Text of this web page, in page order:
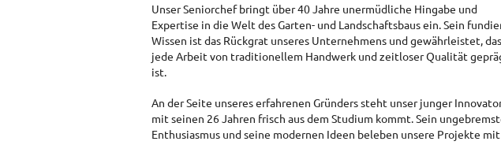
Unser Seniorchef bringt über 40 Jahre unermüdliche Hingabe und
Expertise in die Welt des Garten- und Landschaftsbaus ein. Sein
Wissen ist das Rückgrat unseres Unternehmens und gewährleistet,
jede Arbeit von traditionellem Handwerk und zeitloser Qualität
ist.
An der Seite unseres erfahrenen Gründers steht unser junger
mit seinen 26 Jahren frisch aus dem Studium kommt. Sein
Enthusiasmus und seine modernen Ideen beleben unsere Projekte mit